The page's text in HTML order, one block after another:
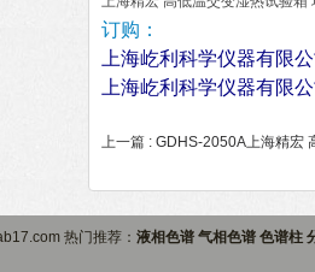
订购：
上海屹利科学仪器有限
上海屹利科学仪器有限
上一篇 : GDHS-2050A上海精宏
热门推荐： 液相色谱 气相色谱 色谱柱